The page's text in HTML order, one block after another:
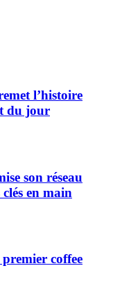
l’histoire
du jour
son réseau
en main
coffee